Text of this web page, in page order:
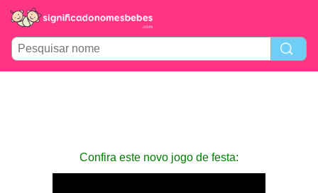
Confira este novo jogo de festa: